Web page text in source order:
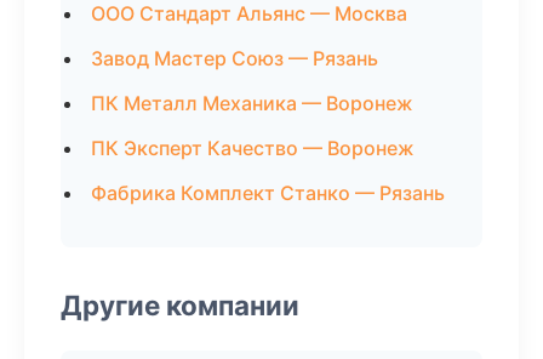
ООО Стандарт Альянс — Москва
Завод Мастер Союз — Рязань
ПК Металл Механика — Воронеж
ПК Эксперт Качество — Воронеж
Фабрика Комплект Станко — Рязань
Другие компании